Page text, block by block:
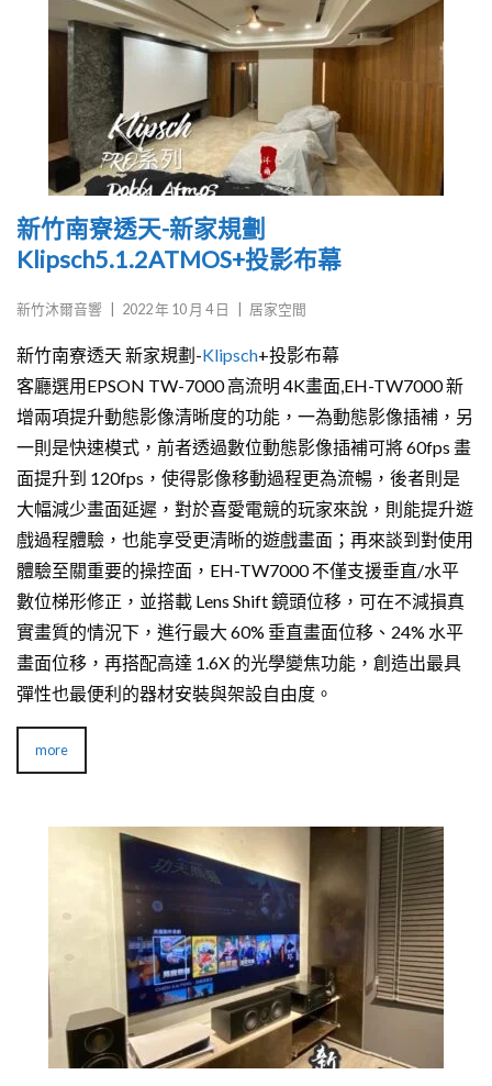
新竹南寮透天-新家規劃
Klipsch5.1.2ATMOS+投影布幕
新竹沐爾音響 2022 年 10 月 4 日 居家空間
新竹南寮透天 新家規劃-Klipsch+投影布幕
客廳選用EPSON TW-7000 高流明 4K畫面,EH-TW7000 新
增兩項提升動態影像清晰度的功能，一為動態影像插補，另
一則是快速模式，前者透過數位動態影像插補可將 60fps 畫
面提升到 120fps，使得影像移動過程更為流暢，後者則是
大幅減少畫面延遲，對於喜愛電競的玩家來說，則能提升遊
戲過程體驗，也能享受更清晰的遊戲畫面；再來談到對使用
體驗至關重要的操控面，EH-TW7000 不僅支援垂直/水平
數位梯形修正，並搭載 Lens Shift 鏡頭位移，可在不減損真
實畫質的情況下，進行最大 60% 垂直畫面位移、24% 水平
畫面位移，再搭配高達 1.6X 的光學變焦功能，創造出最具
彈性也最便利的器材安裝與架設自由度。
more